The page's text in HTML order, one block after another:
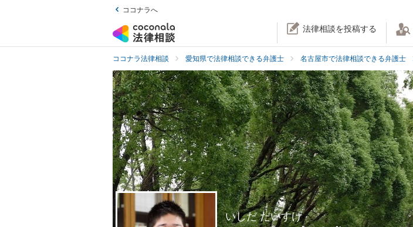
ココナラへ
法律相談を投稿する
ココナラ法律相談 愛知県で法律相談できる弁護士 名古屋市で法律相談できる弁護士
いしだ だいすけ